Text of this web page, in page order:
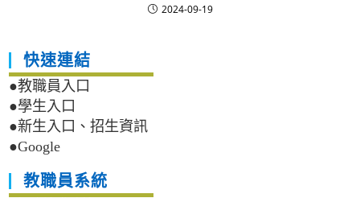
2024-09-19
快速連結
●教職員入口
●學生入口
●新生入口、招生資訊
●Google
教職員系統